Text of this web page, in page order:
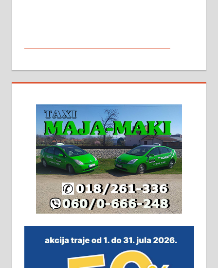
стамбене целине једна уз другу.
2х150м2, две гараже, централно
грејање на гас и дрва. Две
адресе. 063/71-74-023
Издајем комплетно опремљену
халу на Житковачком путу, на
плацу површине око 7 ари.
064/321-80-51; 063/102-35-25
м2 са плацем од 8 ари у Зеленом
виру у Алексинцу. Могућа
замена. 064/21-63-584